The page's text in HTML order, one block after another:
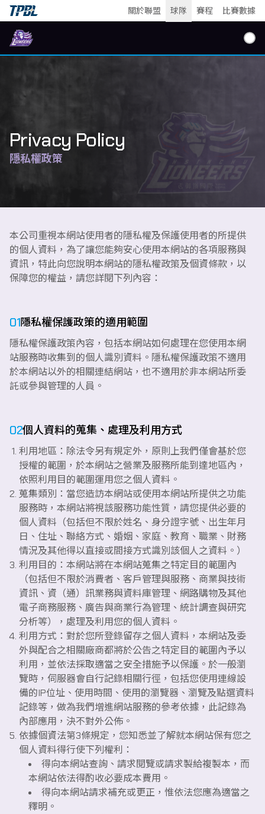
關於聯盟 球隊 賽程 比賽數據
關於攻城獅
攻城獅團隊
最新消息
商城
Privacy Policy
隱私權政策
本公司重視本網站使用者的隱私權及保護使用者的所提供
的個人資料，為了讓您能夠安心使用本網站的各項服務與
資訊，特此向您說明本網站的隱私權政策及個資條款，以
保障您的權益，請您詳閱下列內容：
01隱私權保護政策的適用範圍
隱私權保護政策內容，包括本網站如何處理在您使用本網
站服務時收集到的個人識別資料。隱私權保護政策不適用
於本網站以外的相關連結網站，也不適用於非本網站所委
託或參與管理的人員。
02個人資料的蒐集、處理及利用方式
利用地區：除法令另有規定外，原則上我們僅會基於您
授權的範圍，於本網站之營業及服務所能到達地區內，
依照利用目的範圍運用您之個人資料。
蒐集類別：當您造訪本網站或使用本網站所提供之功能
服務時，本網站將視該服務功能性質，請您提供必要的
個人資料（包括但不限於姓名、身分證字號、出生年月
日、住址、聯絡方式、婚姻、家庭、教育、職業、財務
情況及其他得以直接或間接方式識別該個人之資料。）
利用目的：本網站將在本網站蒐集之特定目的範圍內
（包括但不限於消費者、客戶管理與服務、商業與技術
資訊、資（通）訊業務與資料庫管理、網路購物及其他
電子商務服務、廣告與商業行為管理、統計調查與研究
分析等），處理及利用您的個人資料。
利用方式：對於您所登錄留存之個人資料，本網站及委
外與配合之相關廠商都將於公告之特定目的範圍內予以
利用，並依法採取適當之安全措施予以保護。於一般瀏
覽時，伺服器會自行記錄相關行徑，包括您使用連線設
備的IP位址、使用時間、使用的瀏覽器、瀏覽及點選資料
記錄等，做為我們增進網站服務的參考依據，此記錄為
內部應用，決不對外公佈。
依據個資法第3條規定，您知悉並了解就本網站保有您之
個人資料得行使下列權利：
得向本網站查詢、請求閱覽或請求製給複製本，而
本網站依法得酌收必要成本費用。
得向本網站請求補充或更正，惟依法您應為適當之
釋明。